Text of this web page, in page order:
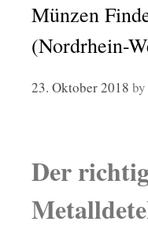
Münzen
(Nordrhein-
23. Oktober 2018 by
Der